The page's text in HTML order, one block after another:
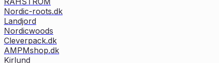
Nordic-roots.dk
Landjord
Nordicwoods
Cleverpack.dk
AMPMshop.dk
Kirlund